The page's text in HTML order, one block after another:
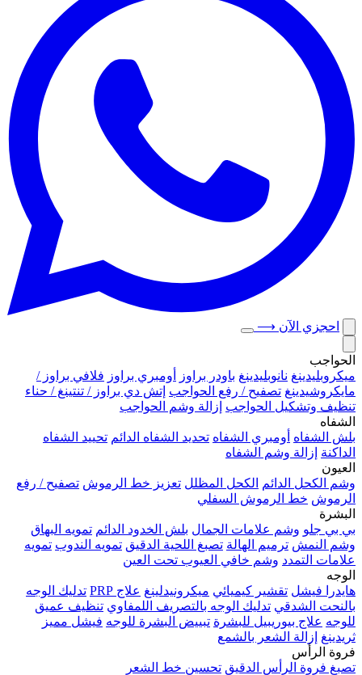
احجزي الآن ⟶
الحواجب
ميكروبلیدينغ نانوبليدينغ باودر براوز أومبري براوز فلافي براوز /
مايكروشيدينغ تصفيح / رفع الحواجب إتش دي براوز / تنتينغ / حناء
تنظيف وتشكيل الحواجب إزالة وشم الحواجب
الشفاه
بلش الشفاه أومبري الشفاه تحديد الشفاه الدائم تحييد الشفاه
الداكنة إزالة وشم الشفاه
العيون
وشم الكحل الدائم
الكحل المظلل تعزيز خط الرموش تصفيح / رفع
الرموش خط الرموش السفلي
البشرة
بي بي جلو وشم علامات الجمال بلش الخدود الدائم تمويه البهاق
وشم النمش ترميم الهالة تصبغ اللحية الدقيق تمويه الندوب تمويه
علامات التمدد وشم خافي العيوب تحت العين
الوجه
هايدرا فيشل تقشير كيميائي ميكرونيدلينغ علاج PRP
تدليك الوجه
بالنحت الشدقي تدليك الوجه بالتصريف اللمفاوي تنظيف عميق
للوجه علاج بيوريبيل للبشرة تبييض البشرة للوجه فيشل مميز
ثريدينغ إزالة الشعر بالشمع
فروة الرأس
تصبغ فروة الرأس الدقيق تحسين خط الشعر